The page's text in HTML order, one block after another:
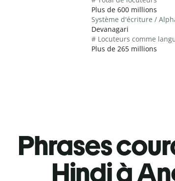
Plus de 600 millions
Système d'écriture /
Devanagari
# Locuteurs comme
Plus de 265 millions
Phrases
Hindi à